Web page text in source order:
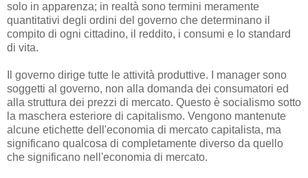
solo in apparenza; in realtà sono termini meramente
quantitativi degli ordini del governo che determinano il
compito di ogni cittadino, il reddito, i consumi e lo standard
di vita.
Il governo dirige tutte le attività produttive. I manager sono
soggetti al governo, non alla domanda dei consumatori ed
alla struttura dei prezzi di mercato. Questo è socialismo sotto
la maschera esteriore di capitalismo. Vengono mantenute
alcune etichette dell'economia di mercato capitalista, ma
significano qualcosa di completamente diverso da quello
che significano nell'economia di mercato.